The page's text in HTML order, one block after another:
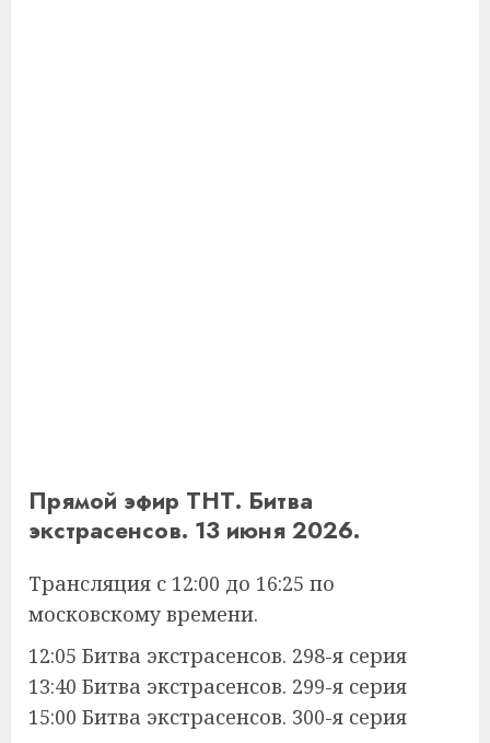
Прямой эфир ТНТ. Битва
экстрасенсов. 13 июня 2026.
Трансляция с 12:00 до 16:25 по
московскому времени.
12:05 Битва экстрасенсов. 298-я серия
13:40 Битва экстрасенсов. 299-я серия
15:00 Битва экстрасенсов. 300-я серия